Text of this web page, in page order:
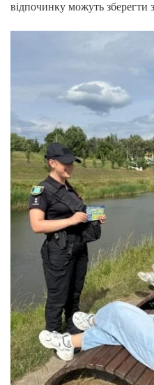
відпочинку можуть зберегти